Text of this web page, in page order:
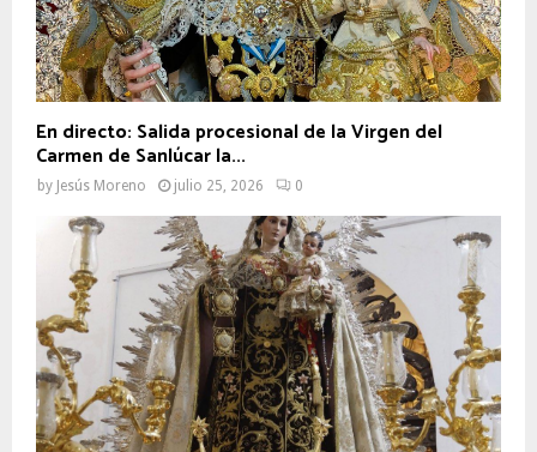
En directo: Salida procesional de la Virgen del
Carmen de Sanlúcar la...
by Jesús Moreno julio 25, 2026 0